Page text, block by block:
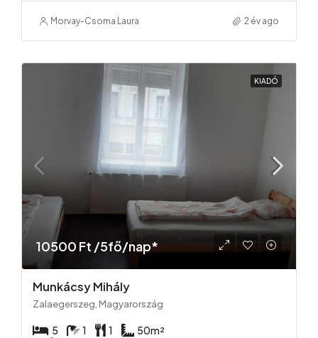
Morvay-Csoma Laura 2 év ago
KIADÓ
10500 Ft /5fő/nap*
Munkácsy Mihály
Zalaegerszeg, Magyarország
5 1 1 50m²